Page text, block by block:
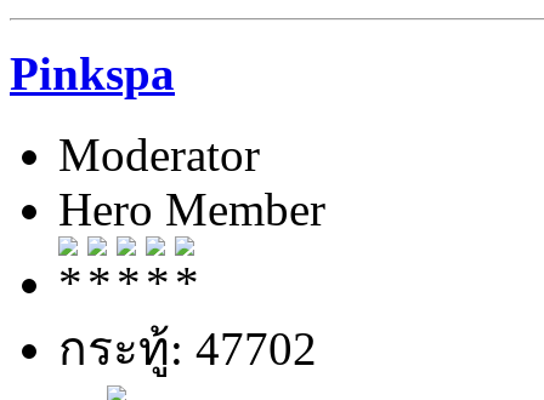
Pinkspa
Moderator
Hero Member
กระทู้: 47702